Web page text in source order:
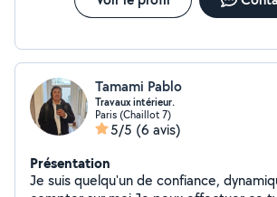
Tamami Pablo
Travaux intérieur.
Paris (Chaillot 7)
5/5 (6 avis)
Présentation
Je suis quelqu'un de confiance,